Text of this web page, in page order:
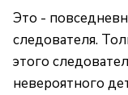
Это -
следователя.
этого
невероятного